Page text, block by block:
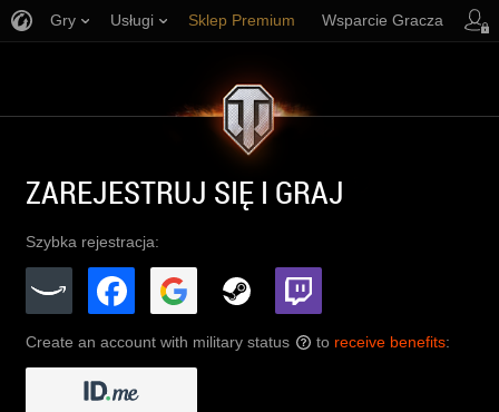
Gry Usługi Sklep Premium Wsparcie Gracza
ZAREJESTRUJ SIĘ I GRAJ
Szybka rejestracja:
Create an account with military status ? to receive benefits: